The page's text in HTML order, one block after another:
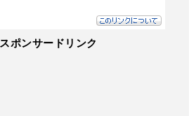
スポンサードリンク